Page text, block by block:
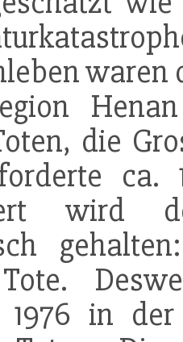
waren
die
ca.
wird
1976 in